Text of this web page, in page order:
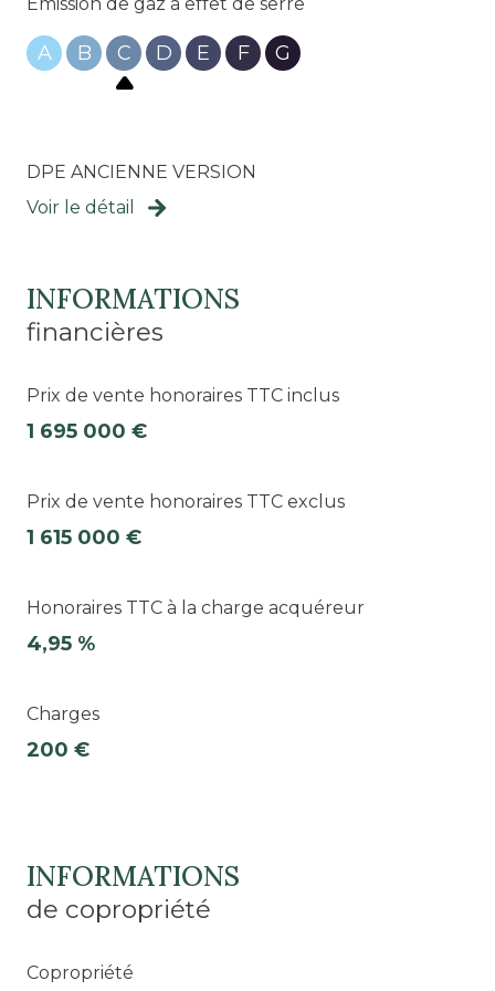
2ème étage
terrasse
quartier Grand Plage, Mairie
A B C D E F G
DPE ANCIENNE VERSION
Voir le détail
INFORMATIONS
financières
Prix de vente honoraires TTC inclus
1 695 000 €
Prix de vente honoraires TTC exclus
1 615 000 €
Honoraires TTC à la charge acquéreur
4,95 %
Charges
200 €
INFORMATIONS
de copropriété
Copropriété